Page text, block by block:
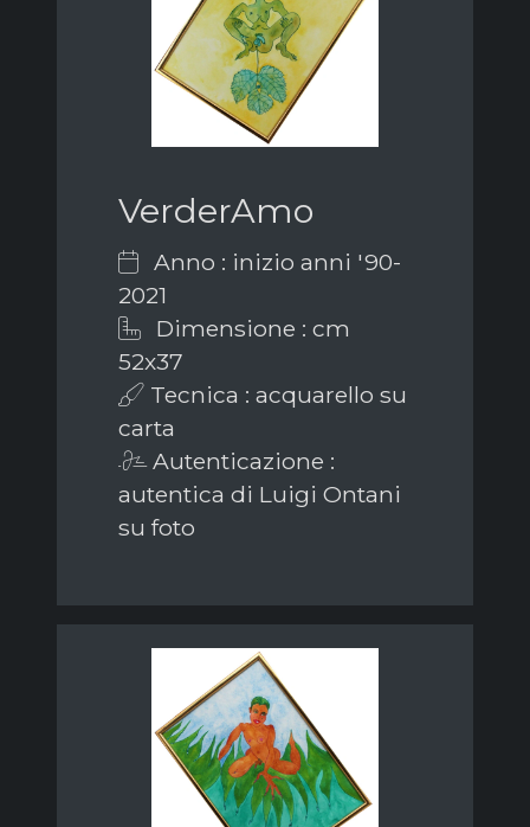
VerderAmo
Anno : inizio anni '90-
2021
Dimensione : cm
52x37
Tecnica : acquarello su
carta
Autenticazione :
autentica di Luigi Ontani
su foto